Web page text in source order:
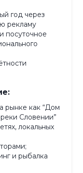
год через
рекламу
посуточное
рынке как “Дом
Словении”
локальных
и рыбалка